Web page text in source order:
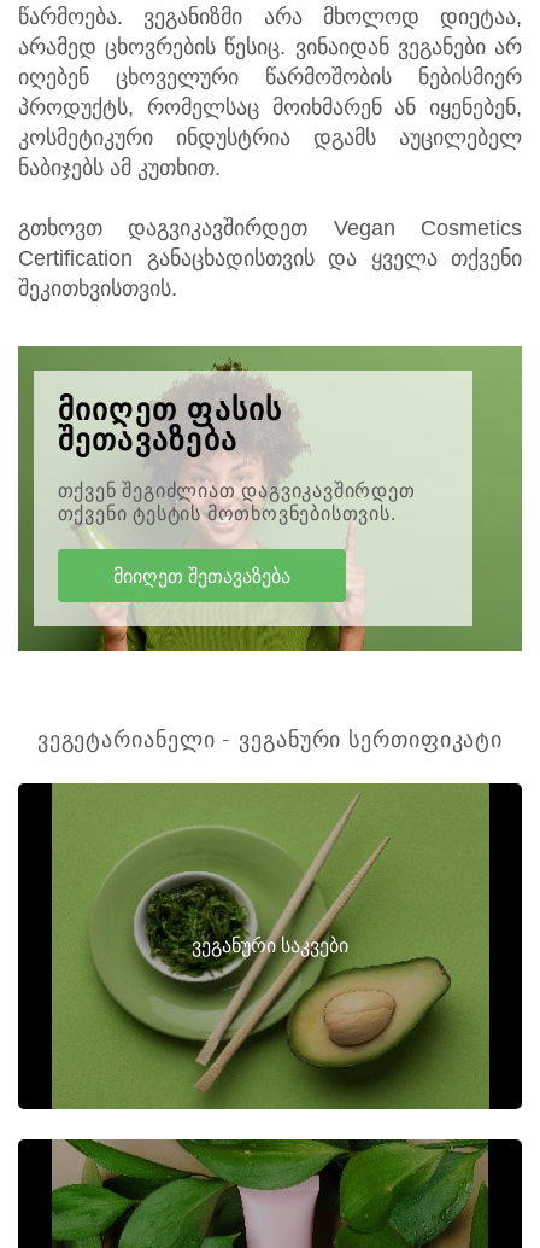
წარმოება. ვეგანიზმი არა მხოლოდ დიეტაა,
არამედ ცხოვრების წესიც. ვინაიდან ვეგანები არ
იღებენ ცხოველური წარმოშობის ნებისმიერ
პროდუქტს, რომელსაც მოიხმარენ ან იყენებენ,
კოსმეტიკური ინდუსტრია დგამს აუცილებელ
ნაბიჯებს ამ კუთხით.
გთხოვთ დაგვიკავშირდეთ Vegan Cosmetics
Certification განაცხადისთვის და ყველა თქვენი
შეკითხვისთვის.
მიიღეთ ფასის
შეთავაზება
თქვენ შეგიძლიათ დაგვიკავშირდეთ
თქვენი ტესტის მოთხოვნებისთვის.
ᲛᲘᲘᲦᲔᲗ ᲨᲔᲗᲐᲕᲐᲖᲔᲑᲐ
ᲕᲔᲒᲔᲢᲐᲠᲘᲐᲜᲔᲚᲘ - ᲕᲔᲒᲐᲜᲣᲠᲘ ᲡᲔᲠᲗᲘᲤᲘᲙᲐᲢᲘ
ვეგანური საკვები